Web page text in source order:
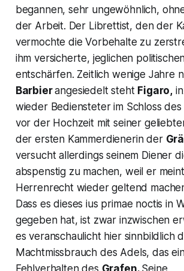
begannen, sehr ungewöhnlich,
der Arbeit. Der Librettist, den der
vermochte die Vorbehalte zu
ihm versicherte, jeglichen
entschärfen. Zeitlich wenige Jahre
Barbierangesiedelt steht Figaro,
wieder Bediensteter im Schloss des
vor der Hochzeit mit seiner
der ersten Kammerdienerin der
versucht allerdings seinem Diener
abspenstig zu machen, weil er
Herrenrecht wieder geltend
Dass es dieses ius primae noctis in
gegeben hat, ist zwar inzwischen
es veranschaulicht hier sinnbildlich
Machtmissbrauch des Adels, das
Fehlverhalten des Grafen. Seine